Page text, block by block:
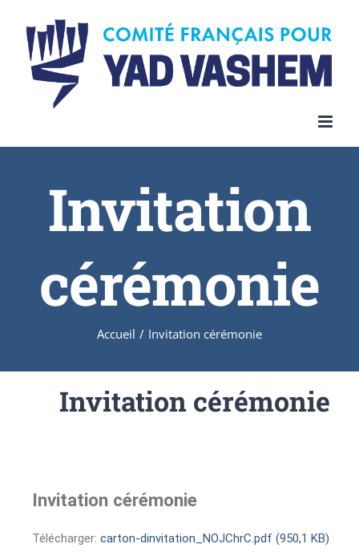
Invitation
cérémonie
Accueil / Invitation cérémonie
Invitation cérémonie
Invitation cérémonie
Télécharger: carton-dinvitation_NOJChrC.pdf (950,1 KB)